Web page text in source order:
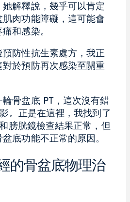
解釋說，幾乎可以肯定
肉功能障礙，這可能會
和感染。
防性抗生素處方，我正
於預防再次感染至關重
骨盆底 PT，這次沒有錯
。正是在這裡，我找到了
膀胱鏡檢查結果正常，但
底功能不正常的原因。
的骨盆底物理治